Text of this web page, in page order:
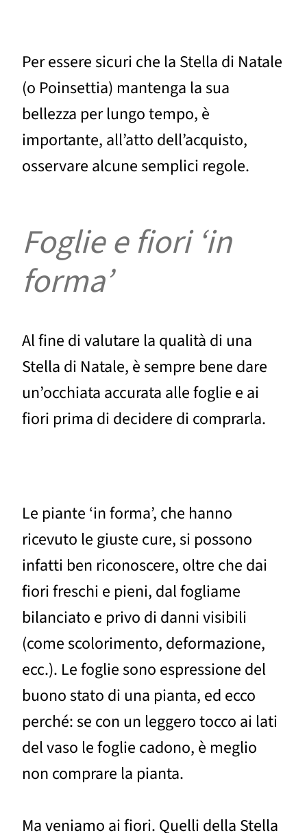
Per essere sicuri che la Stella di Natale
(o Poinsettia) mantenga la sua
bellezza per lungo tempo, è
importante, all’atto dell’acquisto,
osservare alcune semplici regole.
Foglie e fiori ‘in
forma’
Al fine di valutare la qualità di una
Stella di Natale, è sempre bene dare
un’occhiata accurata alle foglie e ai
fiori prima di decidere di comprarla.
Le piante ‘in forma’, che hanno
ricevuto le giuste cure, si possono
infatti ben riconoscere, oltre che dai
fiori freschi e pieni, dal fogliame
bilanciato e privo di danni visibili
(come scolorimento, deformazione,
ecc.). Le foglie sono espressione del
buono stato di una pianta, ed ecco
perché: se con un leggero tocco ai lati
del vaso le foglie cadono, è meglio
non comprare la pianta.
Ma veniamo ai fiori. Quelli della Stella